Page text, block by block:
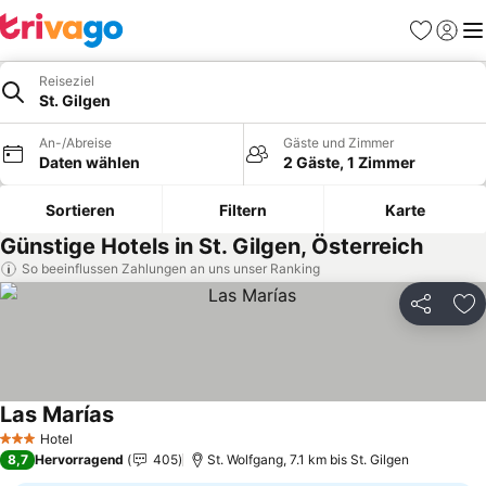
Favoriten
Reiseziel
St. Gilgen
An-/Abreise
Daten wählen
Gäste und Zimmer
2 Gäste, 1 Zimmer
Sortieren Filtern Karte
Günstige Hotels in St. Gilgen, Österreich
So beeinflussen Zahlungen an uns unser Ranking
Teilen
3 SterneHotel
Las MaríasPreise sehen
8,7 Hervorragend 405 St. Wolfgang, 7.1 km bis St. Gilgen